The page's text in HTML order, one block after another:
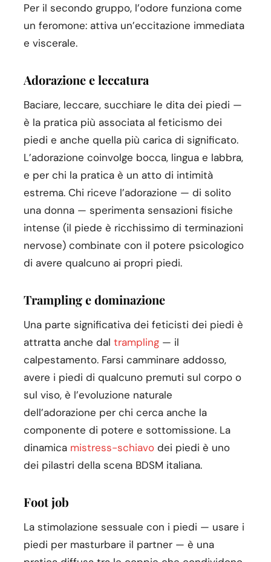
Per il secondo gruppo, l’odore funziona come
un feromone: attiva un’eccitazione immediata
e viscerale.
Adorazione e leccatura
Baciare, leccare, succhiare le dita dei piedi —
è la pratica più associata al feticismo dei
piedi e anche quella più carica di significato.
L’adorazione coinvolge bocca, lingua e labbra,
e per chi la pratica è un atto di intimità
estrema. Chi riceve l’adorazione — di solito
una donna — sperimenta sensazioni fisiche
intense (il piede è ricchissimo di terminazioni
nervose) combinate con il potere psicologico
di avere qualcuno ai propri piedi.
Trampling e dominazione
Una parte significativa dei feticisti dei piedi è
attratta anche dal trampling— il
calpestamento. Farsi camminare addosso,
avere i piedi di qualcuno premuti sul corpo o
sul viso, è l’evoluzione naturale
dell’adorazione per chi cerca anche la
componente di potere e sottomissione. La
dinamica mistress-schiavodei piedi è uno
dei pilastri della scena BDSM italiana.
Foot job
La stimolazione sessuale con i piedi — usare i
piedi per masturbare il partner — è una